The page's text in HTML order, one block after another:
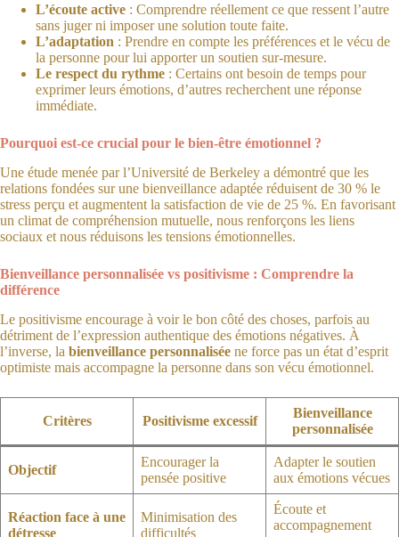
L’écoute active : Comprendre réellement ce que ressent l’autre
sans juger ni imposer une solution toute faite.
L’adaptation : Prendre en compte les préférences et le vécu de
la personne pour lui apporter un soutien sur-mesure.
Le respect du rythme : Certains ont besoin de temps pour
exprimer leurs émotions, d’autres recherchent une réponse
immédiate.
Pourquoi est-ce crucial pour le bien-être émotionnel ?
Une étude menée par l’Université de Berkeley a démontré que les
relations fondées sur une bienveillance adaptée réduisent de 30 % le
stress perçu et augmentent la satisfaction de vie de 25 %. En favorisant
un climat de compréhension mutuelle, nous renforçons les liens
sociaux et nous réduisons les tensions émotionnelles.
Bienveillance personnalisée vs positivisme : Comprendre la
différence
Le positivisme encourage à voir le bon côté des choses, parfois au
détriment de l’expression authentique des émotions négatives. À
l’inverse, la bienveillance personnalisée ne force pas un état d’esprit
optimiste mais accompagne la personne dans son vécu émotionnel.
Critères Positivisme excessif
Bienveillance
personnalisée
Objectif
Encourager la
pensée positive
Adapter le soutien
aux émotions vécues
Réaction face à une
détresse
Minimisation des
difficultés
Écoute et
accompagnement